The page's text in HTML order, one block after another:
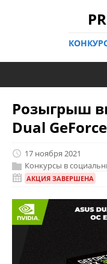
Розыгрыш
Dual
17 ноября 2021
Конкурсы в
АКЦИЯ ЗАВЕРШЕНА